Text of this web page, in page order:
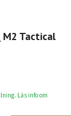
M2 Tactical
Läs info om